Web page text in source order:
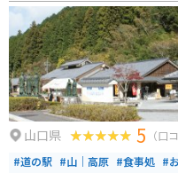
けます。 商売繁盛、大漁、海上安全、良縁、子宝、開運厄除、福徳円満、交
通安全、学業成就などのご利益
口の近くの岩場では、「竜宮の潮
で、歩くときは注意してください
山口県 5 （口
#道の駅 #山｜高原 #食事処 #